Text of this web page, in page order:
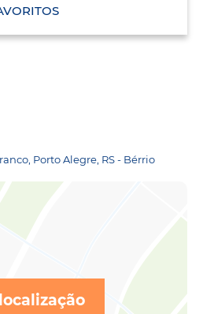
Porto Alegre, RS - Bérrio